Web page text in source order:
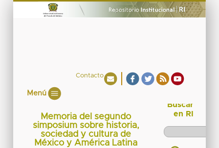
Contacto
Menú
Memoria del segundo
simposium sobre historia,
sociedad y cultura de
México y América Latina
Buscar
en RI